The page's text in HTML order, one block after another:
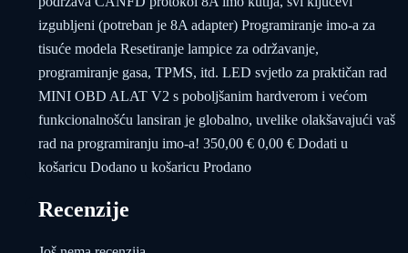
izgubljeni (potreban je 8A adapter) Programiranje imo-a za
tisuće modela Resetiranje lampice za održavanje,
programiranje gasa, TPMS, itd. LED svjetlo za praktičan rad
MINI OBD ALAT V2 s poboljšanim hardverom i većom
funkcionalnošću lansiran je globalno, uvelike olakšavajući vaš
rad na programiranju imo-a! 350,00 € 0,00 € Dodati u
košaricu Dodano u košaricu Prodano
Recenzije